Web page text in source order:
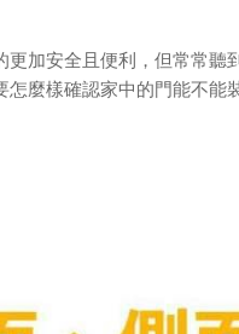
加安全且便利，但常常聽
麼樣確認家中的門能不能